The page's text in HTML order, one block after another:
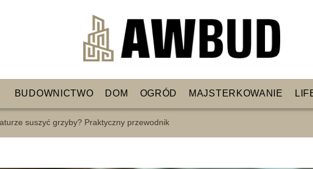
BUDOWNICTWO DOM OGRÓD MAJSTERKOWANIE
suszyć grzyby? Praktyczny przewodnik